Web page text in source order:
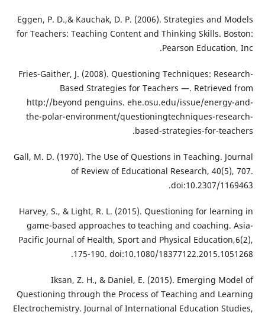
Eggen, P. D.,& Kauchak, D. P. (2006). Strategies and Models
for Teachers: Teaching Content and Thinking Skills. Boston:
Pearson Education, Inc.
Fries-Gaither, J. (2008). Questioning Techniques: Research-
Based Strategies for Teachers —. Retrieved from
http://beyond penguins. ehe.osu.edu/issue/energy-and-
the-polar-environment/questioningtechniques-research-
based-strategies-for-teachers.
Gall, M. D. (1970). The Use of Questions in Teaching. Journal
of Review of Educational Research, 40(5), 707.
doi:10.2307/1169463.
Harvey, S., & Light, R. L. (2015). Questioning for learning in
game-based approaches to teaching and coaching. Asia-
Pacific Journal of Health, Sport and Physical Education,6(2),
175-190. doi:10.1080/18377122.2015.1051268.
Iksan, Z. H., & Daniel, E. (2015). Emerging Model of
Questioning through the Process of Teaching and Learning
Electrochemistry. Journal of International Education Studies,